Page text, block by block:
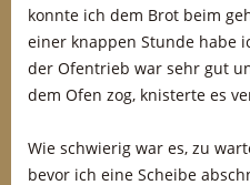
konnte ich dem Brot beim
einer knappen Stunde habe
der Ofentrieb war sehr gut
dem Ofen zog, knisterte es
Wie schwierig war es, zu
bevor ich eine Scheibe